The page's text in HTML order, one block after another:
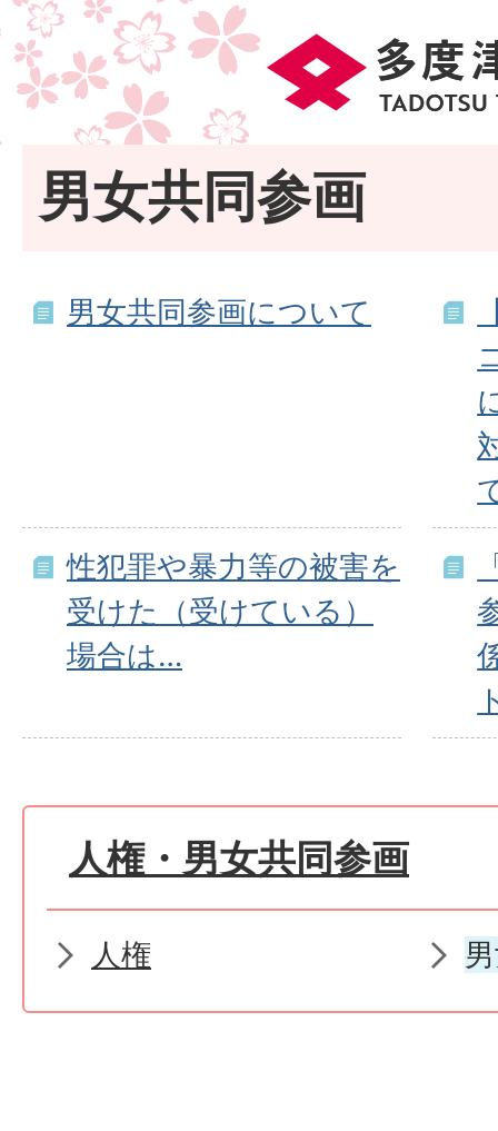
男女共同参画
男女共同参画について
性犯罪や暴力等の被害を
受けた（受けている）
場合は…
人権・男女共同参画
人権